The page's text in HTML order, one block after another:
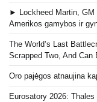
► Lockheed Martin, GM
Amerikos gamybos ir
The World’s Last
Scrapped Two, And
Oro pajėgos atnaujina
Eurosatory 2026: